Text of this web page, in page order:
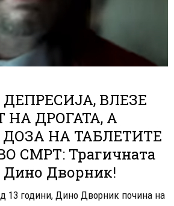
ВЛЕЗЕ
НА ДРОГАТА, А
НА ТАБЛЕТИТЕ
СМРТ: Трагичната
Дино Дворник!
13 години, Дино Дворник почина на